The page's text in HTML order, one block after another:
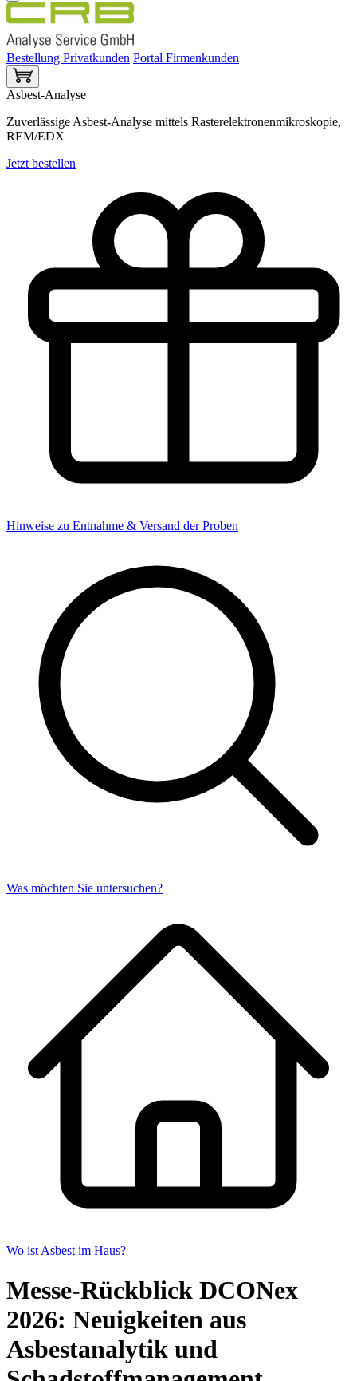
Bestellung Privatkunden Portal Firmenkunden
Asbest-Analyse
Zuverlässige Asbest-Analyse mittels Rasterelektronenmikroskopie,
REM/EDX
Jetzt bestellen
Hinweise zu Entnahme & Versand der Proben
Was möchten Sie untersuchen?
Wo ist Asbest im Haus?
Messe-Rückblick DCONex
2026: Neuigkeiten aus
Asbestanalytik und